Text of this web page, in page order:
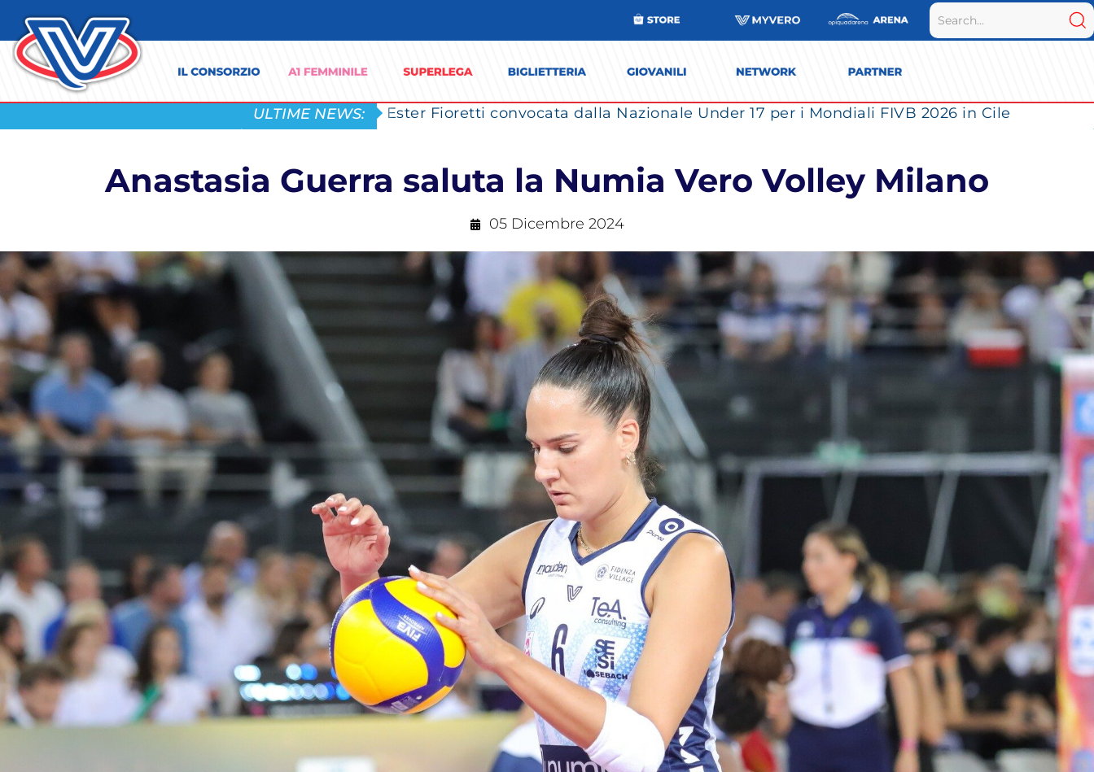
ULTIME NEWS: Ester Fioretti convocata dalla Nazionale Under 17 per i Mondiali FIVB 2026 in Cile
Anastasia Guerra saluta la Numia Vero Volley Milano
05 Dicembre 2024